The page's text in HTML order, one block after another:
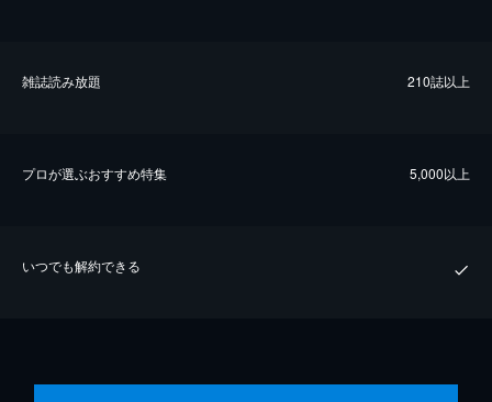
雑誌読み放題 210誌以上
プロが選ぶおすすめ特集 5,000以上
いつでも解約できる